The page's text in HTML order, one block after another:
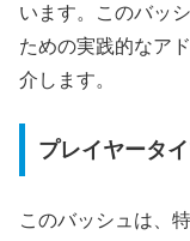
います。このバッ
ための実践的なア
介します。
プレイヤータ
このバッシュは、